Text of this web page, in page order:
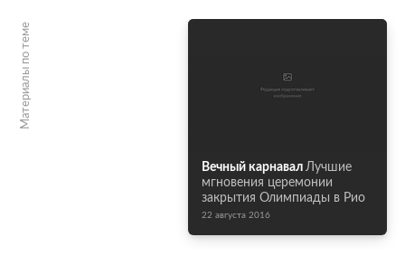
Материалы по теме
Вечный карнавал Лучшие
мгновения церемонии
закрытия Олимпиады в Рио
22 августа 2016